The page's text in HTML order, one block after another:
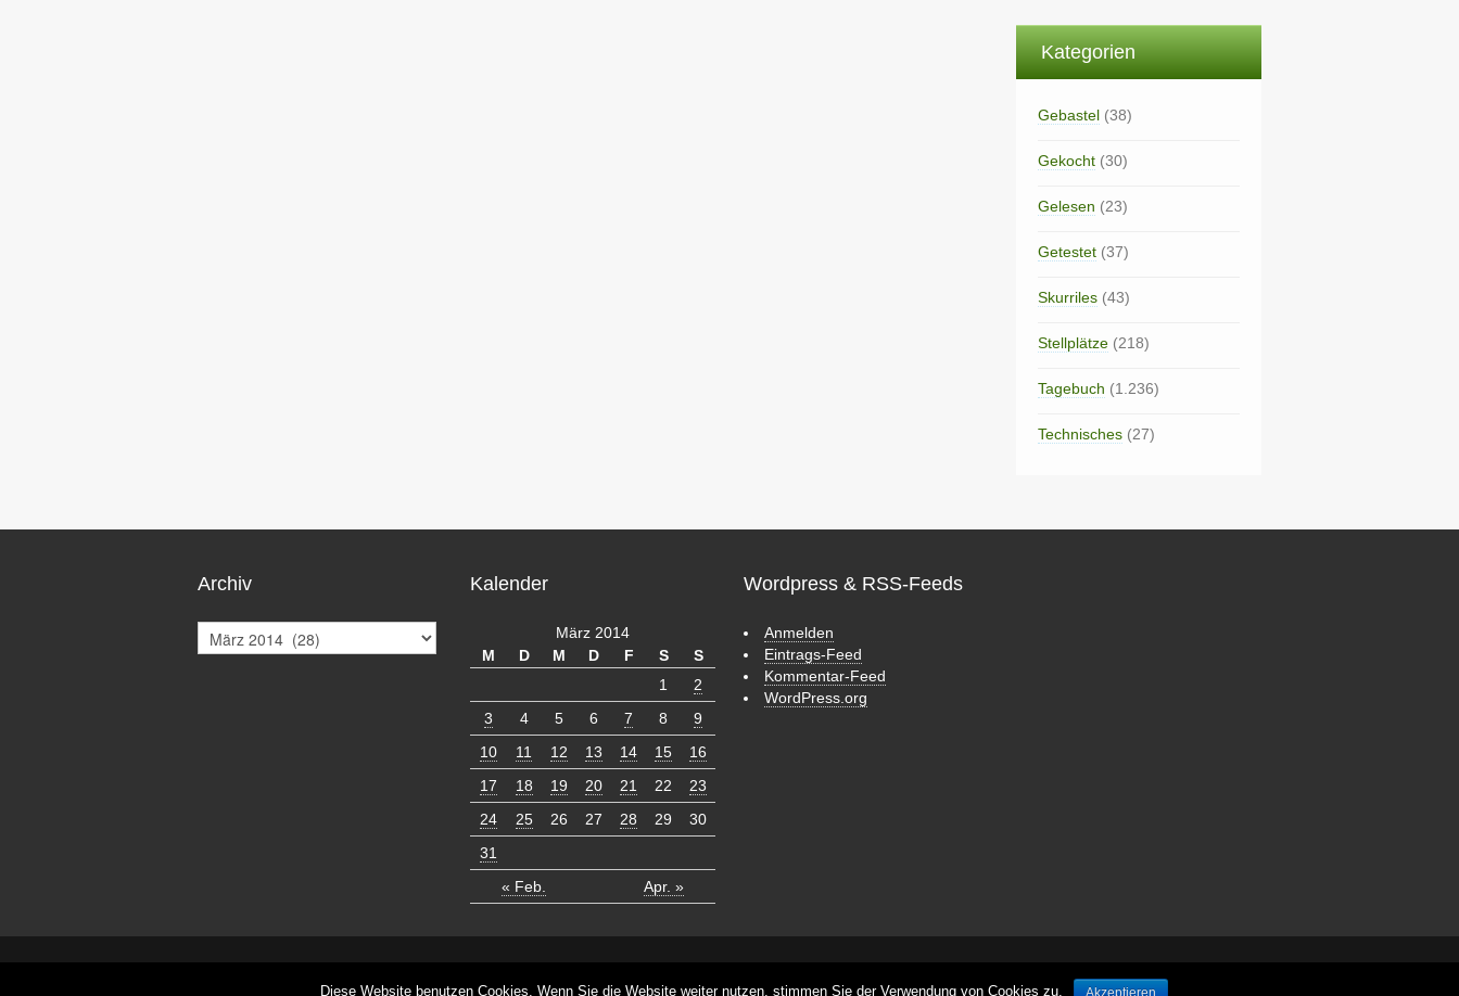
Kategorien
Gebastel(38)
Gekocht(30)
Gelesen (23)
Getestet(37)
Skurriles(43)
Stellplätze(218)
Tagebuch (1.236)
Technisches(27)
Archiv
r
Kalender
März 2014
M
D M D F S S
« Feb. Apr. »
1
2
3
4 5 6 7 8
9
10
11 12 13 14 15
16
17
18 19 20 21 22
23
24
25 26 27 28 29
30
31
Wordpress & RSS-Feeds
Anmelden
Eintrags-Feed
Kommentar-Feed
WordPress.org
Diese Website benutzen Cookies. Wenn Sie die Website weiter nutzen, stimmen Sie der Verwendung von Cookies zu. Akzeptieren